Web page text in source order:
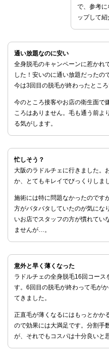
で、参考
ップして紹
通い放題なのに安い
全身脱毛のキャンペーンに惹かれ
した！安いのに通い放題だったの
今は3回目の脱毛が終わったところ
今のところ接客やお店の衛生面で
ころはありません。毛も通う前よ
る気がします。
忙しそう？
大阪のラドルチェに行きました。
か、とてもキレイでびっくりしま
施術には特に問題なかったのです
方がバタバタしていたのが気にな
いお店でスタッフの方が慣れてい
ませんが…。
意外と早く薄くなった
ラドルチェの全身脱毛16回コース
す。6回目の脱毛が終わって毛が
てきました。
正直毛が薄くなるにはもっとかか
ので効果には大満足です。分割手
が、それでもコスパは十分良いと